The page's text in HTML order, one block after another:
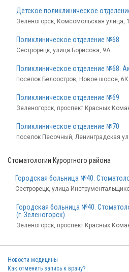
Детское поликлиническое
Зеленогорск, Комсомольская улица,
Поликлиническое отделение №68
Сестрорецк, улица Борисова, 9А
Поликлиническое отделение №68.
поселок Белоостров, Новое шоссе,
Поликлиническое отделение №69
Зеленогорск, проспект Красных
Поликлиническое отделение №70
поселок Песочный, Ленинградская
Стоматологии Курортного района
Городская больница №40.
Сестрорецк, улица
Городская больница №40.
(г. Зеленогорск)
Зеленогорск, проспект Красных
Новости медицины
Как отменить запись к врачу?